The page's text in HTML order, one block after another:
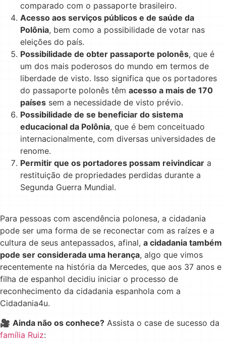
comparado com o passaporte brasileiro.
Acesso aos serviços públicos e de saúde da
Polônia, bem como a possibilidade de votar nas
eleições do país.
Possibilidade de obter passaporte polonês, que é
um dos mais poderosos do mundo em termos de
liberdade de visto. Isso significa que os portadores
do passaporte polonês têm acesso a mais de 170
países sem a necessidade de visto prévio.
Possibilidade de se beneficiar do sistema
educacional da Polônia, que é bem conceituado
internacionalmente, com diversas universidades de
renome.
Permitir que os portadores possam reivindicar a
restituição de propriedades perdidas durante a
Segunda Guerra Mundial.
Para pessoas com ascendência polonesa, a cidadania
pode ser uma forma de se reconectar com as raízes e a
cultura de seus antepassados, afinal, a cidadania também
pode ser considerada uma herança, algo que vimos
recentemente na história da Mercedes, que aos 37 anos e
filha de espanhol decidiu iniciar o processo de
reconhecimento da cidadania espanhola com a
Cidadania4u.
🎥 Ainda não os conhece? Assista o case de sucesso da
família Ruiz: